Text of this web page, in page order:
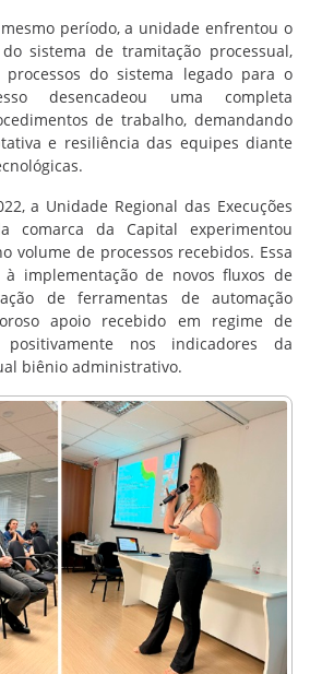
período, a unidade enfrentou o
sistema de tramitação processual,
do sistema legado para o
desencadeou uma completa
de trabalho, demandando
e resiliência das equipes diante
a Unidade Regional das Execuções
comarca da Capital experimentou
volume de processos recebidos. Essa
à implementação de novos fluxos de
de ferramentas de automação
apoio recebido em regime de
positivamente nos indicadores da
biênio administrativo.